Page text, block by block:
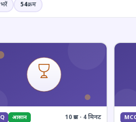
54क्रम
आसान 10 प्रश्न · 4 मिनट